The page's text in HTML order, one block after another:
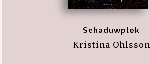
Schaduwplek
Kristina Ohlsson